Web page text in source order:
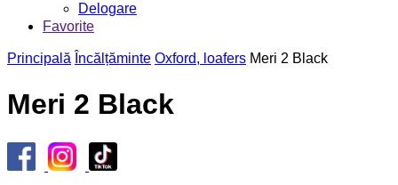
Delogare
Favorite
Principală Încălțăminte Oxford, loafers Meri 2 Black
Meri 2 Black